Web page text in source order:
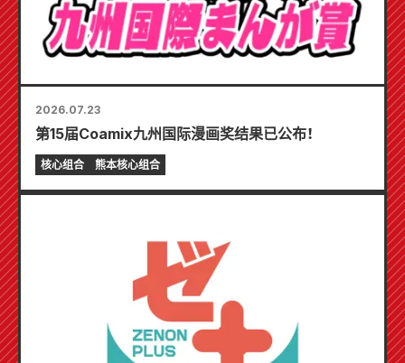
2026.07.23
第15届Coamix九州国际漫画奖结果已公布！
核心组合 熊本核心组合